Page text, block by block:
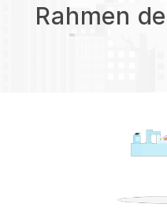
Rahmen